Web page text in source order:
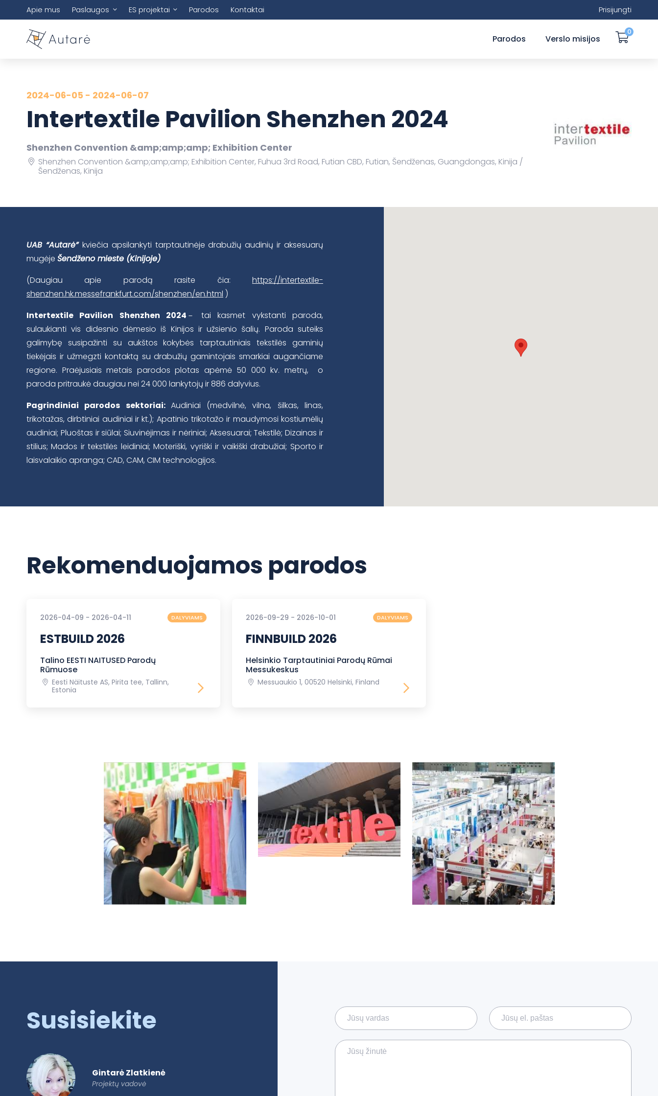
Apie mus Paslaugos ES projektai Parodos Kontaktai Prisijungti
Parodos Verslo misijos
0
2024-06-05 - 2024-06-07
Intertextile Pavilion Shenzhen 2024
Shenzhen Convention &amp;amp;amp; Exhibition Center
Shenzhen Convention &amp;amp;amp; Exhibition Center, Fuhua 3rd Road, Futian CBD, Futian, Šendženas, Guangdongas, Kinija
Šendženas, Kinija
UAB “Autarė” kviečia apsilankyti tarptautinėje drabužių audinių ir aksesuarų
mugėje Šendženo mieste (Kinijoje)
(Daugiau apie parodą rasite čia: https://intertextile-
shenzhen.hk.messefrankfurt.com/shenzhen/en.html )
Intertextile Pavilion Shenzhen 2024 － tai kasmet vykstanti paroda,
sulaukianti vis didesnio dėmesio iš Kinijos ir užsienio šalių. Paroda suteiks
galimybę susipažinti su aukštos kokybės tarptautiniais tekstilės gaminių
tiekėjais ir užmegzti kontaktą su drabužių gamintojais smarkiai augančiame
regione. Praėjusiais metais parodos plotas apėmė 50 000 kv. metrų, o
paroda pritraukė daugiau nei 24 000 lankytojų ir 886 dalyvius.
Pagrindiniai parodos sektoriai: Audiniai (medvilnė, vilna, šilkas, linas,
trikotažas, dirbtiniai audiniai ir kt.); Apatinio trikotažo ir maudymosi kostiumėlių
audiniai; Pluoštas ir siūlai; Siuvinėjimas ir nėriniai; Aksesuarai; Tekstilė; Dizainas ir
stilius; Mados ir tekstilės leidiniai; Moteriški, vyriški ir vaikiški drabužiai; Sporto ir
laisvalaikio apranga; CAD, CAM, CIM technologijos.
Rekomenduojamos parodos
2026-04-09 - 2026-04-11 DALYVIAMS
ESTBUILD 2026
Talino EESTI NAITUSED Parodų
Rūmuose
Eesti Näituste AS, Pirita tee, Tallinn,
Estonia
2026-09-29 - 2026-10-01 DALYVIAMS
FINNBUILD 2026
Helsinkio Tarptautiniai Parodų Rūmai
Messukeskus
Messuaukio 1, 00520 Helsinki, Finland
Susisiekite
Gintarė Zlatkienė
Projektų vadovė